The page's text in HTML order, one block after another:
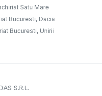
Satu Mare
Bucuresti, Dacia
Bucuresti, Unirii
S.R.L.